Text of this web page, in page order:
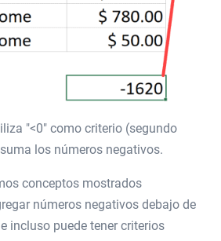
"<0" como criterio (segundo
los números negativos.
conceptos mostrados
números negativos debajo de
incluso puede tener criterios